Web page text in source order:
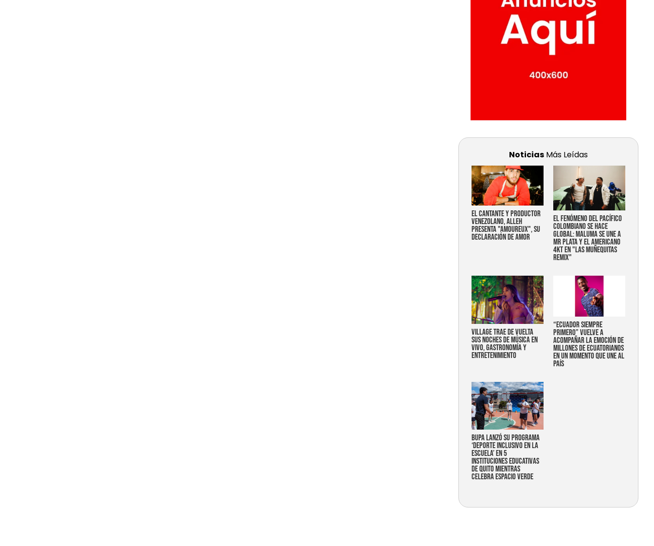
Noticias Más Leídas
EL CANTANTE Y PRODUCTOR
VENEZOLANO, ALLEH
PRESENTA "AMOUREUX", SU
DECLARACIÓN DE AMOR
EL FENÓMENO DEL PACÍFICO
COLOMBIANO SE HACE
GLOBAL: MALUMA SE UNE A
MR PLATA Y EL AMERICANO
4KT EN "LAS MUÑEQUITAS
REMIX"
Village trae de vuelta
sus noches de música en
vivo, gastronomía y
entretenimiento
“Ecuador siempre
primero” vuelve a
acompañar la emoción de
millones de ecuatorianos
en un momento que une al
país
Bupa lanzó su programa
‘Deporte Inclusivo en la
Escuela’ en 5
instituciones educativas
de Quito mientras
celebra espacio verde